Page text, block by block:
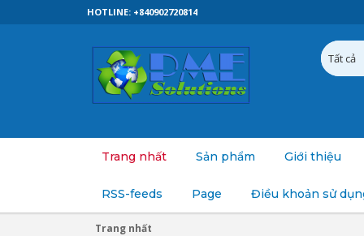
HOTLINE: +840902720814
Trang nhất Sản phẩm Giới thiệu
RSS-feeds Page Điều khoản sử
Trang nhất